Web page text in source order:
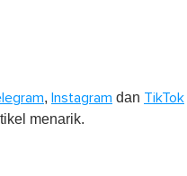
, Instagram dan TikTok
menarik.